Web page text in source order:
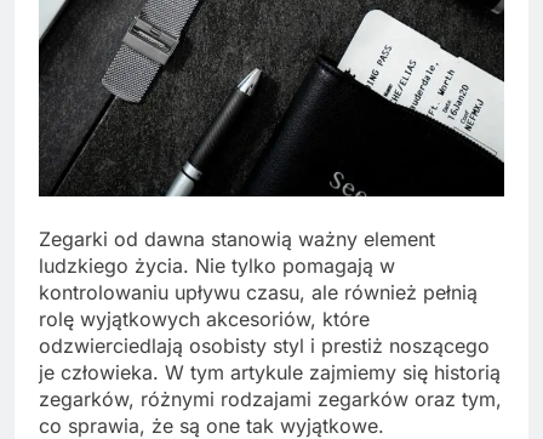
Zegarki od dawna stanowią ważny element
ludzkiego życia. Nie tylko pomagają w
kontrolowaniu upływu czasu, ale również pełnią
rolę wyjątkowych akcesoriów, które
odzwierciedlają osobisty styl i prestiż noszącego
je człowieka. W tym artykule zajmiemy się historią
zegarków, różnymi rodzajami zegarków oraz tym,
co sprawia, że są one tak wyjątkowe.